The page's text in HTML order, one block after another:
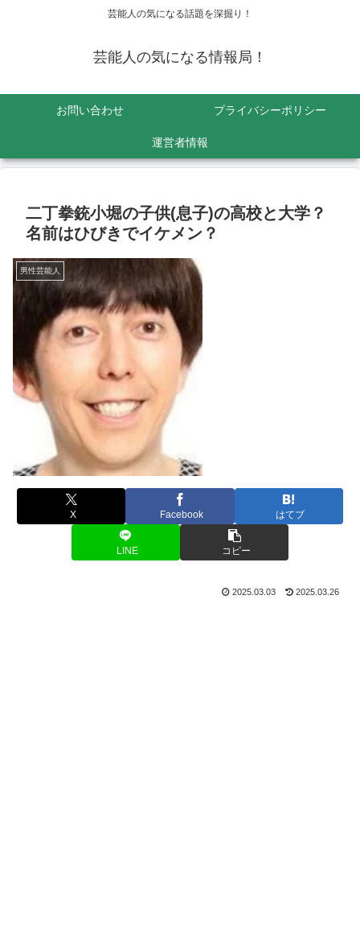
芸能人の気になる話題を深掘り！
芸能人の気になる情報局！
お問い合わせ プライバシーポリシー
運営者情報
二丁拳銃小堀の子供(息子)の高校と大学？
名前はひびきでイケメン？
男性芸能人
X Facebook はてブ
LINE コピー
2025.03.03 2025.03.26